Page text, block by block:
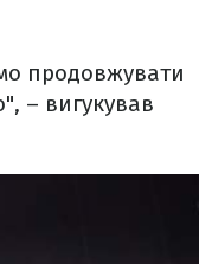
продовжувати
– вигукував